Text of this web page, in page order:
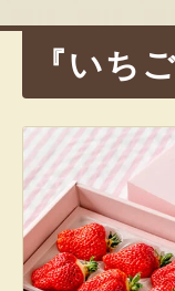
ョ
ン
『いち